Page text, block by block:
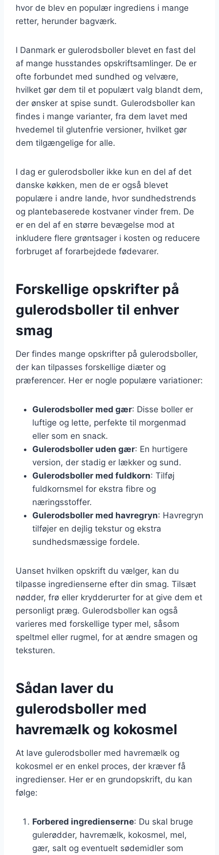
hvor de blev en populær ingrediens i mange
retter, herunder bagværk.
I Danmark er gulerodsboller blevet en fast del
af mange husstandes opskriftsamlinger. De er
ofte forbundet med sundhed og velvære,
hvilket gør dem til et populært valg blandt dem,
der ønsker at spise sundt. Gulerodsboller kan
findes i mange varianter, fra dem lavet med
hvedemel til glutenfrie versioner, hvilket gør
dem tilgængelige for alle.
I dag er gulerodsboller ikke kun en del af det
danske køkken, men de er også blevet
populære i andre lande, hvor sundhedstrends
og plantebaserede kostvaner vinder frem. De
er en del af en større bevægelse mod at
inkludere flere grøntsager i kosten og reducere
forbruget af forarbejdede fødevarer.
Forskellige opskrifter på
gulerodsboller til enhver
smag
Der findes mange opskrifter på gulerodsboller,
der kan tilpasses forskellige diæter og
præferencer. Her er nogle populære variationer:
Gulerodsboller med gær: Disse boller er
luftige og lette, perfekte til morgenmad
eller som en snack.
Gulerodsboller uden gær: En hurtigere
version, der stadig er lækker og sund.
Gulerodsboller med fuldkorn: Tilføj
fuldkornsmel for ekstra fibre og
næringsstoffer.
Gulerodsboller med havregryn: Havregryn
tilføjer en dejlig tekstur og ekstra
sundhedsmæssige fordele.
Uanset hvilken opskrift du vælger, kan du
tilpasse ingredienserne efter din smag. Tilsæt
nødder, frø eller krydderurter for at give dem et
personligt præg. Gulerodsboller kan også
varieres med forskellige typer mel, såsom
speltmel eller rugmel, for at ændre smagen og
teksturen.
Sådan laver du
gulerodsboller med
havremælk og kokosmel
At lave gulerodsboller med havremælk og
kokosmel er en enkel proces, der kræver få
ingredienser. Her er en grundopskrift, du kan
følge:
Forbered ingredienserne: Du skal bruge
gulerødder, havremælk, kokosmel, mel,
gær, salt og eventuelt sødemidler som